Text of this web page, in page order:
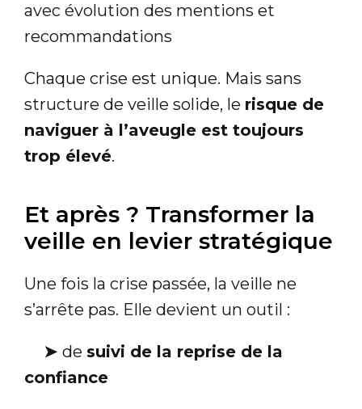
avec évolution des mentions et
recommandations
Chaque crise est unique. Mais sans
structure de veille solide, le risque de
naviguer à l’aveugle est toujours
trop élevé.
Et après ? Transformer la
veille en levier stratégique
Une fois la crise passée, la veille ne
s’arrête pas. Elle devient un outil :
➤ de suivi de la reprise de la
confiance